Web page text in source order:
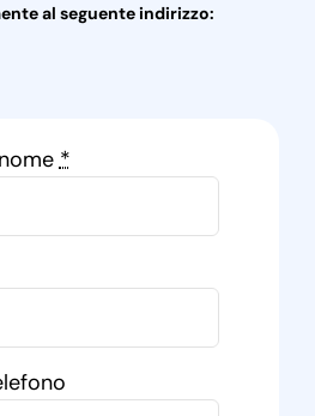
al seguente indirizzo:
*